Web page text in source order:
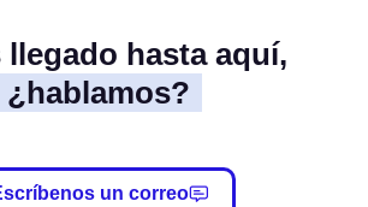
llegado hasta aquí,
¿hablamos?
un correo